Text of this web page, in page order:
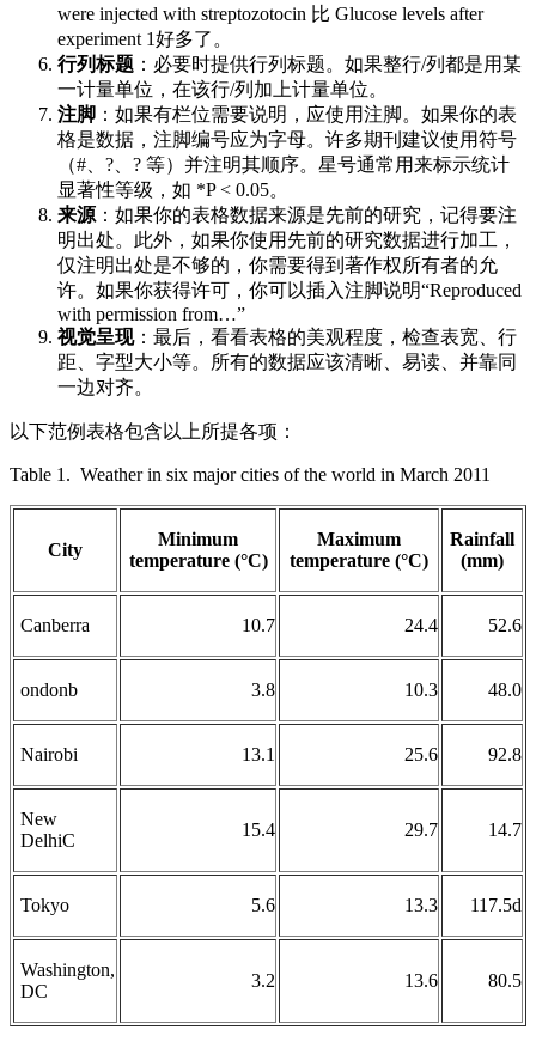
were injected with streptozotocin 比 Glucose levels after
experiment 1好多了。
行列标题 ：必要时提供行列标题。如果整行/列都是用某
一计量单位，在该行/列加上计量单位。
注脚 ：如果有栏位需要说明，应使用注脚。如果你的表
格是数据，注脚编号应为字母。许多期刊建议使用符号
（#、?、? 等）并注明其顺序。星号通常用来标示统计
显著性等级，如 *P < 0.05。
来源 ：如果你的表格数据来源是先前的研究，记得要注
明出处。此外，如果你使用先前的研究数据进行加工，
仅注明出处是不够的，你需要得到著作权所有者的允
许。如果你获得许可，你可以插入注脚说明“Reproduced
with permission from…”
视觉呈现：最后，看看表格的美观程度，检查表宽、行
距、字型大小等。所有的数据应该清晰、易读、并靠同
一边对齐。
以下范例表格包含以上所提各项：
Table 1. Weather in six major cities of the world in March 2011
City
Minimum
temperature (°C)
Maximum
temperature (°C)
Rainfall
(mm)
Canberra 10.7 24.4 52.6
ondonb 3.8 10.3 48.0
Nairobi 13.1 25.6 92.8
New
DelhiC
15.4 29.7 14.7
Tokyo 5.6 13.3 117.5d
Washington,
DC
3.2 13.6 80.5